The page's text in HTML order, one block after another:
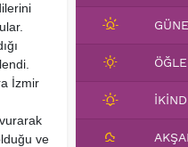
İzmir
ve
ÖĞLE